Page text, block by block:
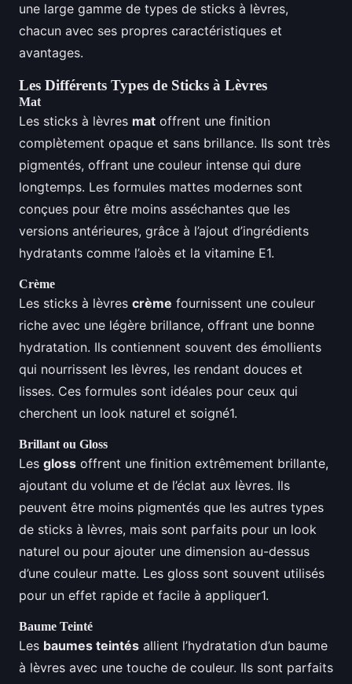
une large gamme de types de sticks à lèvres,
chacun avec ses propres caractéristiques et
avantages.
Les Différents Types de Sticks à Lèvres
Mat
Les sticks à lèvres mat offrent une finition
complètement opaque et sans brillance. Ils sont très
pigmentés, offrant une couleur intense qui dure
longtemps. Les formules mattes modernes sont
conçues pour être moins asséchantes que les
versions antérieures, grâce à l’ajout d’ingrédients
hydratants comme l’aloès et la vitamine E1.
Crème
Les sticks à lèvres crème fournissent une couleur
riche avec une légère brillance, offrant une bonne
hydratation. Ils contiennent souvent des émollients
qui nourrissent les lèvres, les rendant douces et
lisses. Ces formules sont idéales pour ceux qui
cherchent un look naturel et soigné1.
Brillant ou Gloss
Les gloss offrent une finition extrêmement brillante,
ajoutant du volume et de l’éclat aux lèvres. Ils
peuvent être moins pigmentés que les autres types
de sticks à lèvres, mais sont parfaits pour un look
naturel ou pour ajouter une dimension au-dessus
d’une couleur matte. Les gloss sont souvent utilisés
pour un effet rapide et facile à appliquer1.
Baume Teinté
Les baumes teintés allient l’hydratation d’un baume
à lèvres avec une touche de couleur. Ils sont parfaits